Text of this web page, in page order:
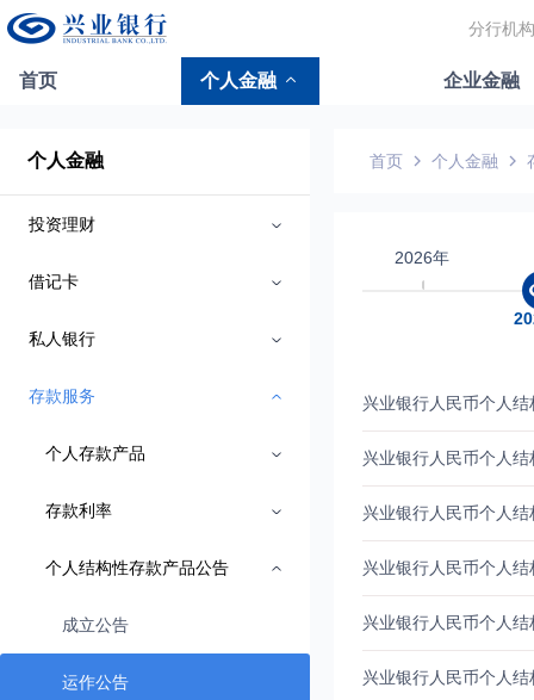
分行机构
首页 个人金融 企业金融
个人金融
投资理财
借记卡
私人银行
存款服务
个人存款产品
存款利率
个人结构性存款产品公告
成立公告
运作公告
首页 个人金融
2026年